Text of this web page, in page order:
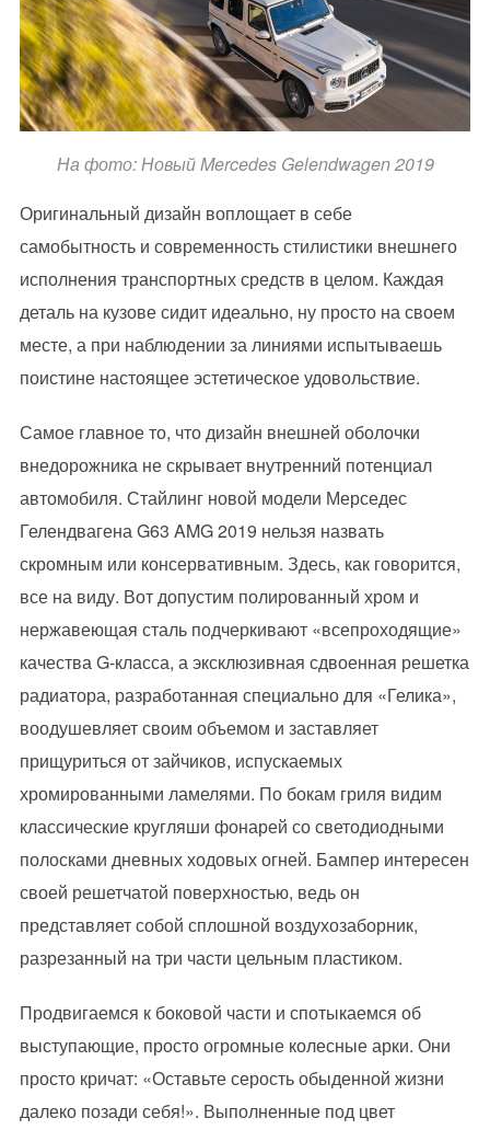
На фото: Новый Mercedes Gelendwagen 2019
Оригинальный дизайн воплощает в себе
самобытность и современность стилистики внешнего
исполнения транспортных средств в целом. Каждая
деталь на кузове сидит идеально, ну просто на своем
месте, а при наблюдении за линиями испытываешь
поистине настоящее эстетическое удовольствие.
Самое главное то, что дизайн внешней оболочки
внедорожника не скрывает внутренний потенциал
автомобиля. Стайлинг новой модели Мерседес
Гелендвагена G63 AMG 2019 нельзя назвать
скромным или консервативным. Здесь, как говорится,
все на виду. Вот допустим полированный хром и
нержавеющая сталь подчеркивают «всепроходящие»
качества G-класса, а эксклюзивная сдвоенная решетка
радиатора, разработанная специально для «Гелика»,
воодушевляет своим объемом и заставляет
прищуриться от зайчиков, испускаемых
хромированными ламелями. По бокам гриля видим
классические кругляши фонарей со светодиодными
полосками дневных ходовых огней. Бампер интересен
своей решетчатой поверхностью, ведь он
представляет собой сплошной воздухозаборник,
разрезанный на три части цельным пластиком.
Продвигаемся к боковой части и спотыкаемся об
выступающие, просто огромные колесные арки. Они
просто кричат: «Оставьте серость обыденной жизни
далеко позади себя!». Выполненные под цвет